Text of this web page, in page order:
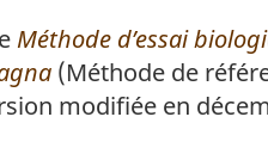
Méthode d’essai
(Méthode de
modifiée en